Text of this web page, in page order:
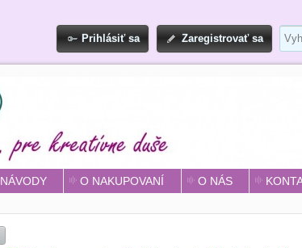
Prihlásiť sa Zaregistrovať sa
NÁVODY O NAKUPOVANÍ O NÁS